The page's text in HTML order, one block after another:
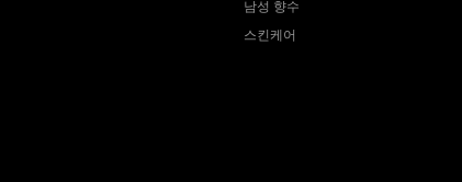
남성 향수
스킨케어